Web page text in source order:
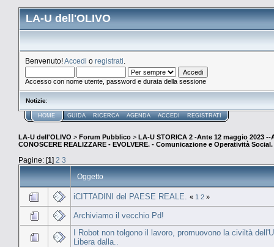
LA-U dell'OLIVO
Benvenuto!Accedi o registrati
Accesso con nome utente, password e durata della sessione
Notizie:
HOME GUIDA RICERCA AGENDA ACCEDI REGISTRATI
LA-U dell'OLIVO > Forum Pubblico > LA-U STORICA 2 -Ante 12 maggio 2023 --
CONOSCERE REALIZZARE - EVOLVERE. - Comunicazione e Operatività
Pagine: [1] 2 3
Oggetto
iCITTADINI del PAESE REALE. « 1 2 »
Archiviamo il vecchio Pd!
I Robot non tolgono il lavoro, promuovono la civiltà
Libera dalla..